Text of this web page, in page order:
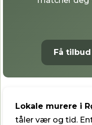
Få
Lokale murere i
tåler vær og tid.